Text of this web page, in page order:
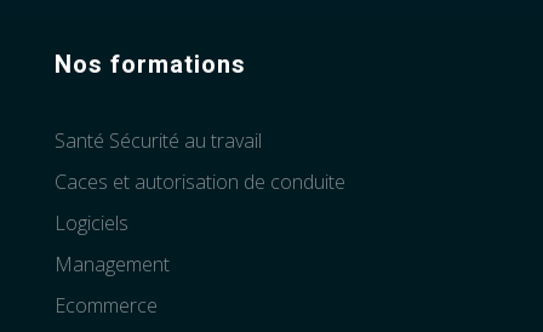
Nos formations
Santé Sécurité au travail
Caces et autorisation de conduite
Logiciels
Management
Ecommerce